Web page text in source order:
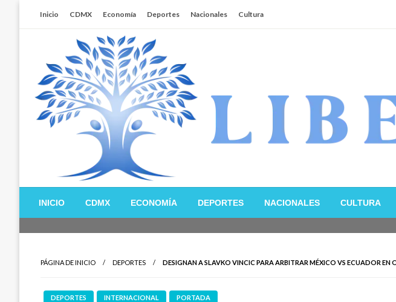
Inicio CDMX Economía Deportes Nacionales Cultura
Libertador MX
INICIO CDMX ECONOMÍA DEPORTES NACIONALES CULTURA
PÁGINA DE INICIO DEPORTES DESIGNAN A SLAVKO VINCIC PARA ARBITRAR MÉXICO VS ECUADOR EN
DEPORTES INTERNACIONAL PORTADA